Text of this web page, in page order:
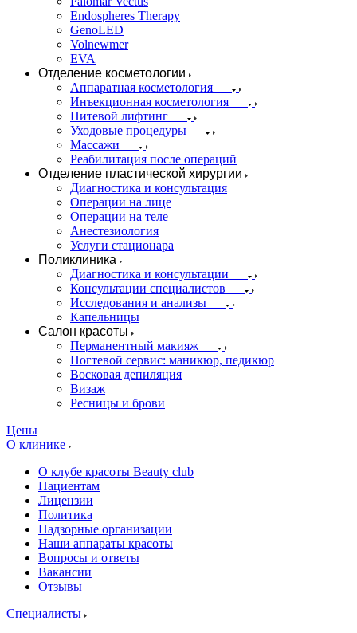
Endospheres Therapy
GenoLED
Volnewmer
EVA
Отделение косметологии
Аппаратная косметология
Инъекционная косметология
Нитевой лифтинг
Уходовые процедуры
Массажи
Реабилитация после операций
Отделение пластической хирургии
Диагностика и консультация
Операции на лице
Операции на теле
Анестезиология
Услуги стационара
Поликлиника
Диагностика и консультации
Консультации специалистов
Исследования и анализы
Капельницы
Салон красоты
Перманентный макияж
Ногтевой сервис: маникюр, педикюр
Восковая депиляция
Визаж
Ресницы и брови
Цены
О клинике
О клубе красоты Beauty club
Пациентам
Лицензии
Политика
Надзорные организации
Наши аппараты красоты
Вопросы и ответы
Вакансии
Отзывы
Специалисты